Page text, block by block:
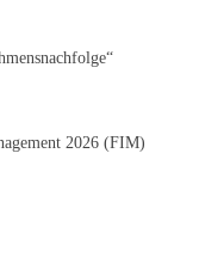
2026 (FIM)